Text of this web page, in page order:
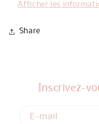
Afficher les
Share
Inscrivez-
E-mail